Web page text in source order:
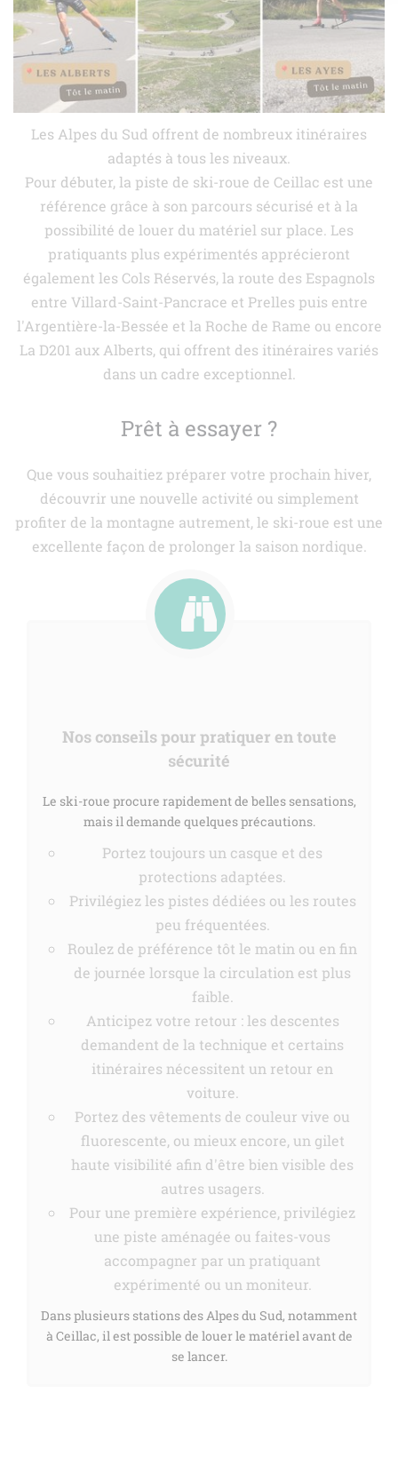
Les Alpes du Sud offrent de nombreux itinéraires
adaptés à tous les niveaux.
Pour débuter, la piste de ski-roue de Ceillac est une
référence grâce à son parcours sécurisé et à la
possibilité de louer du matériel sur place. Les
pratiquants plus expérimentés apprécieront
également les Cols Réservés, la route des Espagnols
entre Villard-Saint-Pancrace et Prelles puis entre
l'Argentière-la-Bessée et la Roche de Rame ou encore
La D201 aux Alberts, qui offrent des itinéraires variés
dans un cadre exceptionnel.
Prêt à essayer ?
Que vous souhaitiez préparer votre prochain hiver,
découvrir une nouvelle activité ou simplement
profiter de la montagne autrement, le ski-roue est une
excellente façon de prolonger la saison nordique.
Nos conseils pour pratiquer en toute
sécurité
Le ski-roue procure rapidement de belles sensations,
mais il demande quelques précautions.
Portez toujours un casque et des
protections adaptées.
Privilégiez les pistes dédiées ou les routes
peu fréquentées.
Roulez de préférence tôt le matin ou en fin
de journée lorsque la circulation est plus
faible.
Anticipez votre retour : les descentes
demandent de la technique et certains
itinéraires nécessitent un retour en
voiture.
Portez des vêtements de couleur vive ou
fluorescente, ou mieux encore, un gilet
haute visibilité afin d'être bien visible des
autres usagers.
Pour une première expérience, privilégiez
une piste aménagée ou faites-vous
accompagner par un pratiquant
expérimenté ou un moniteur.
Dans plusieurs stations des Alpes du Sud, notamment
à Ceillac, il est possible de louer le matériel avant de
se lancer.